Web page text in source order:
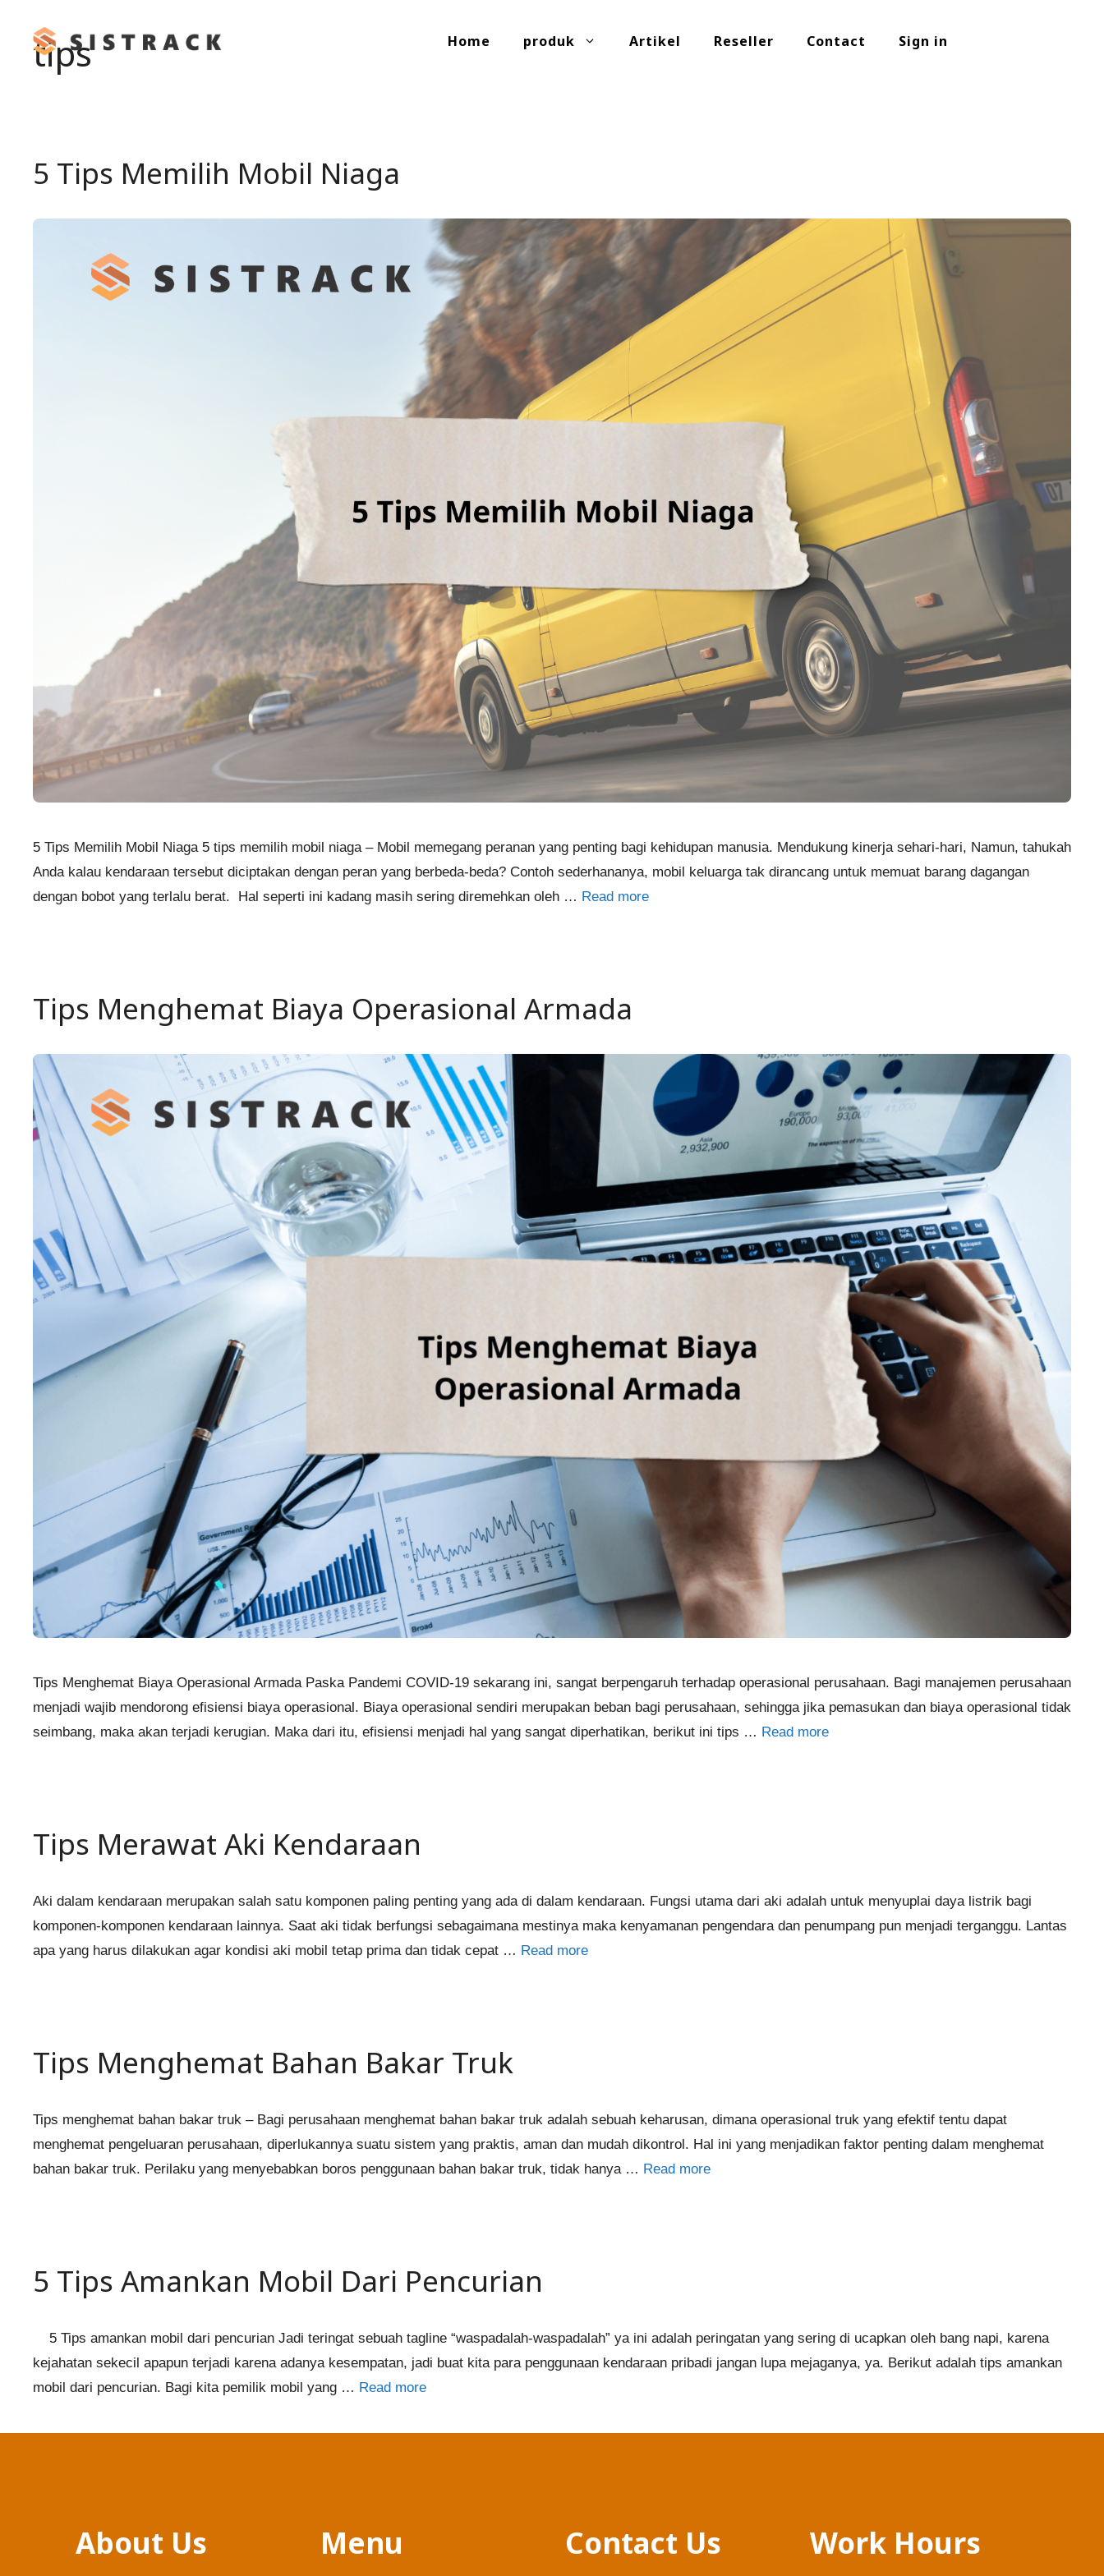
content
Home produk Artikel Reseller Contact Sign in
tips
5 Tips Memilih Mobil Niaga
5 Tips Memilih Mobil Niaga 5 tips memilih mobil niaga – Mobil memegang peranan yang penting bagi kehidupan manusia. Mendukung kinerja sehari-hari, Namun, tahukah
Anda kalau kendaraan tersebut diciptakan dengan peran yang berbeda-beda? Contoh sederhananya, mobil keluarga tak dirancang untuk memuat barang dagangan
dengan bobot yang terlalu berat. Hal seperti ini kadang masih sering diremehkan oleh … Read more
Tips Menghemat Biaya Operasional Armada
Tips Menghemat Biaya Operasional Armada Paska Pandemi COVID-19 sekarang ini, sangat berpengaruh terhadap operasional perusahaan. Bagi manajemen perusahaan
menjadi wajib mendorong efisiensi biaya operasional. Biaya operasional sendiri merupakan beban bagi perusahaan, sehingga jika pemasukan dan biaya operasional tidak
seimbang, maka akan terjadi kerugian. Maka dari itu, efisiensi menjadi hal yang sangat diperhatikan, berikut ini tips … Read more
Tips Merawat Aki Kendaraan
Aki dalam kendaraan merupakan salah satu komponen paling penting yang ada di dalam kendaraan. Fungsi utama dari aki adalah untuk menyuplai daya listrik bagi
komponen-komponen kendaraan lainnya. Saat aki tidak berfungsi sebagaimana mestinya maka kenyamanan pengendara dan penumpang pun menjadi terganggu. Lantas
apa yang harus dilakukan agar kondisi aki mobil tetap prima dan tidak cepat … Read more
Tips Menghemat Bahan Bakar Truk
Tips menghemat bahan bakar truk – Bagi perusahaan menghemat bahan bakar truk adalah sebuah keharusan, dimana operasional truk yang efektif tentu dapat
menghemat pengeluaran perusahaan, diperlukannya suatu sistem yang praktis, aman dan mudah dikontrol. Hal ini yang menjadikan faktor penting dalam menghemat
bahan bakar truk. Perilaku yang menyebabkan boros penggunaan bahan bakar truk, tidak hanya … Read more
5 Tips Amankan Mobil Dari Pencurian
5 Tips amankan mobil dari pencurian Jadi teringat sebuah tagline “waspadalah-waspadalah” ya ini adalah peringatan yang sering di ucapkan oleh bang napi, karena
kejahatan sekecil apapun terjadi karena adanya kesempatan, jadi buat kita para penggunaan kendaraan pribadi jangan lupa mejaganya, ya. Berikut adalah tips amankan
mobil dari pencurian. Bagi kita pemilik mobil yang … Read more
About Us Menu Contact Us Work Hours